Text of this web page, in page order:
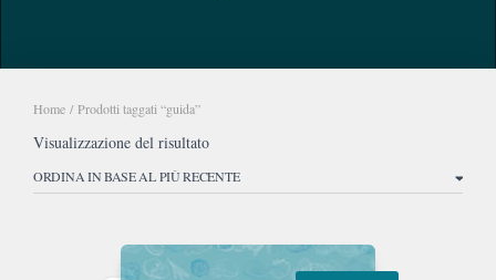
Home / Prodotti taggati “guida”
Visualizzazione del risultato